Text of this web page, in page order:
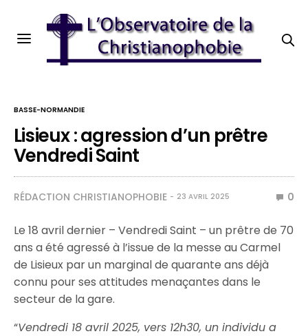
BASSE-NORMANDIE
Lisieux : agression d’un prêtre
Vendredi Saint
RÉDACTION CHRISTIANOPHOBIE 23 AVRIL 2025 0
Le 18 avril dernier – Vendredi Saint – un prêtre de 70
ans a été agressé à l’issue de la messe au Carmel
de Lisieux par un marginal de quarante ans déjà
connu pour ses attitudes menaçantes dans le
secteur de la gare.
“Vendredi 18 avril 2025, vers 12h30, un individu a